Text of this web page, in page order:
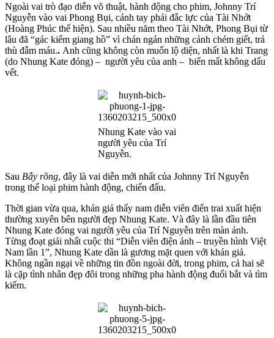
Ngoài vai trò đạo diễn võ thuật, hành động cho phim, Johnny Trí
Nguyễn vào vai Phong Bụi, cánh tay phải đắc lực của Tài Nhớt
(Hoàng Phúc thể hiện). Sau nhiều năm theo Tài Nhớt, Phong Bụi từ
lâu đã “gác kiếm giang hồ” vì chán ngán những cảnh chém giết, trả
thù đẫm máu.. Anh cũng không còn muốn lộ diện, nhất là khi Trang
(do Nhung Kate đóng) – người yêu của anh – biến mất không dấu
vết.
Nhung Kate vào vai
người yêu của Trí
Nguyễn.
Sau Bẫy rồng, đây là vai diễn mới nhất của Johnny Trí Nguyễn
trong thể loại phim hành động, chiến đấu.
Thời gian vừa qua, khán giả thấy nam diễn viên điển trai xuất hiện
thường xuyên bên người đẹp Nhung Kate. Và đây là lần đầu tiên
Nhung Kate đóng vai người yêu của Trí Nguyễn trên màn ảnh.
Từng đoạt giải nhất cuộc thi “Diễn viên điện ảnh – truyền hình Việt
Nam lần 1”, Nhung Kate dần là gương mặt quen với khán giả.
Không ngần ngại về những tin đồn ngoài đời, trong phim, cả hai sẽ
là cặp tình nhân đẹp đôi trong những pha hành động đuổi bắt và tìm
kiếm.